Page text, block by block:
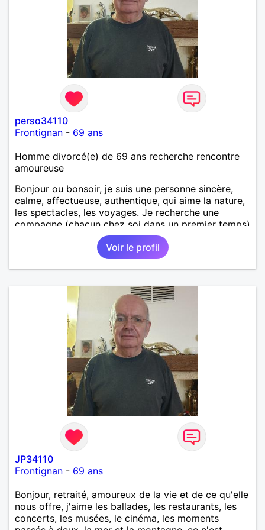
perso34110
Frontignan - 69 ans
Homme divorcé(e) de 69 ans recherche rencontre
amoureuse
Bonjour ou bonsoir, je suis une personne sincère,
calme, affectueuse, authentique, qui aime la nature,
les spectacles, les voyages. Je recherche une
compagne (chacun chez soi dans un premier temps)
milieu indifférent, équilibrée, douce, valeurs morales
pour une relation de qualité durable, dans la joie et
le bonheur. A bientôt et au plaisir peut-être de vous
lire. Cordialement. JP
Voir le profil
JP34110
Frontignan - 69 ans
Bonjour, retraité, amoureux de la vie et de ce qu'elle
nous offre, j'aime les ballades, les restaurants, les
concerts, les musées, le cinéma, les moments